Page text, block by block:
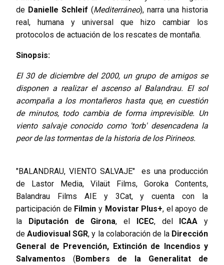
de Danielle Schleif (Mediterráneo), narra una historia
real, humana y universal que hizo cambiar los
protocolos de actuación de los rescates de montaña.
Sinopsis:
El 30 de diciembre del 2000, un grupo de amigos se
disponen a realizar el ascenso al Balandrau. El sol
acompaña a los montañeros hasta que, en cuestión
de minutos, todo cambia de forma imprevisible. Un
viento salvaje conocido como 'torb' desencadena la
peor de las tormentas de la historia de los Pirineos.
"BALANDRAU, VIENTO SALVAJE"
es una producción
de Lastor Media, Vilaüt Films, Goroka Contents,
Balandrau Films AIE y 3Cat, y cuenta con la
participación de Filmin yMovistar Plus+, el apoyo de
la Diputación de Girona, el ICEC, del ICAA y
deAudiovisual SGR, y la colaboración de la Dirección
General de Prevención, Extinción de Incendios y
Salvamentos (Bombers de la Generalitat de